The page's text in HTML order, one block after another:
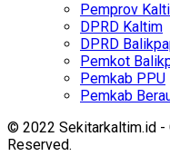
Pemprov
DPRD Kaltim
DPRD
Pemkot
Pemkab PPU
Pemkab
© 2022 Sekitarkaltim.id -
Reserved.